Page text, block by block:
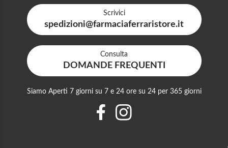
Scrivici
spedizioni@farmaciaferraristore.it
Consulta
DOMANDE FREQUENTI
Siamo Aperti 7 giorni su 7 e 24 ore su 24 per 365 giorni